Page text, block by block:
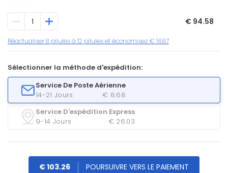
€ 94.58
Réactualiser 8 pilules à 12 pilules et économisez € 16.87
Sélectionner la méthode d'expédition:
Service De Poste Aérienne
14-21 Jours
€ 8.68
Service D'expédition Express
9-14 Jours
€ 26.03
€ 103.26